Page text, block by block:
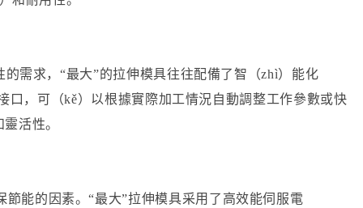
的需求，“最大”的拉伸模具往往配備了智（zhì）能化
口，可（kě）以根據實際加工情況自動調整工作參數或快
活性。
節能的因素。“最大”拉伸模具采用了高效能伺服電